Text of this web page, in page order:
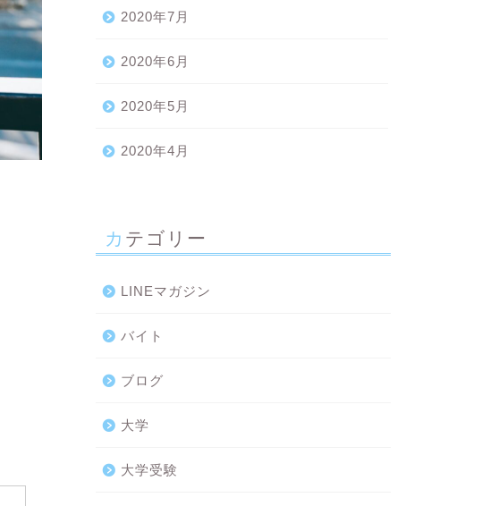
2020年7月
2020年6月
2020年5月
2020年4月
カテゴリー
LINEマガジン
バイト
ブログ
大学
大学受験